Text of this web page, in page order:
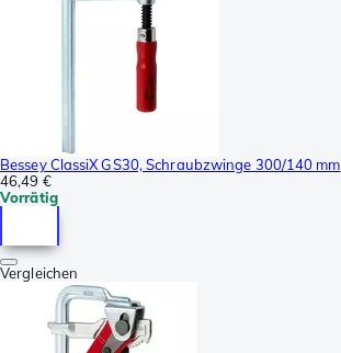
Bessey ClassiX GS30, Schraubzwinge 300/140 mm
46,49 €
Vorrätig
Vergleichen